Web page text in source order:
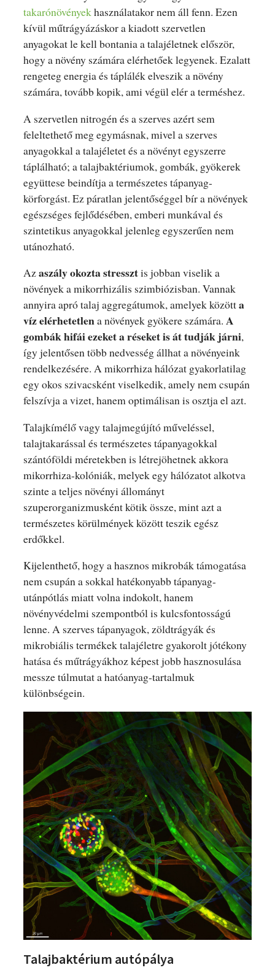
takarónövényekhasználatakor nem áll fenn. Ezen
kívül műtrágyázáskor a kiadott szervetlen
anyagokat le kell bontania a talajéletnek először,
hogy a növény számára elérhetőek legyenek. Ezalatt
rengeteg energia és táplálék elveszik a növény
számára, tovább kopik, ami végül elér a terméshez.
A szervetlen nitrogén és a szerves azért sem
feleltethető meg egymásnak, mivel a szerves
anyagokkal a talajéletet és a növényt egyszerre
táplálható; a talajbaktériumok, gombák, gyökerek
együttese beindítja a természetes tápanyag-
körforgást. Ez páratlan jelentőséggel bír a növények
egészséges fejlődésében, emberi munkával és
szintetikus anyagokkal jelenleg egyszerűen nem
utánozható.
Azaszály okozta stressztis jobban viselik a
növények a mikorrhizális szimbiózisban. Vannak
annyira apró talaj aggregátumok, amelyek közötta
víz elérhetetlena növények gyökere számára. A
gombák hifái ezeket a réseket is át tudják járni,
így jelentősen több nedvesség állhat a növényeink
rendelkezésére. A mikorrhiza hálózat gyakorlatilag
egy okos szivacsként viselkedik, amely nem csupán
felszívja a vizet, hanem optimálisan is osztja el azt.
Talajkímélő vagy talajmegújító műveléssel,
talajtakarással és természetes tápanyagokkal
szántóföldi méretekben is létrejöhetnek akkora
mikorrhiza-kolóniák, melyek egy hálózatot alkotva
szinte a teljes növényi állományt
szuperorganizmusként kötik össze, mint azt a
természetes körülmények között teszik egész
erdőkkel.
Kijelenthető, hogy a hasznos mikrobák támogatása
nem csupán a sokkal hatékonyabb tápanyag-
utánpótlás miatt volna indokolt, hanem
növényvédelmi szempontból is kulcsfontosságú
lenne. A szerves tápanyagok, zöldtrágyák és
mikrobiális termékek talajéletre gyakorolt jótékony
hatása és műtrágyákhoz képest jobb hasznosulása
messze túlmutat a hatóanyag-tartalmuk
különbségein.
Talajbaktérium autópálya